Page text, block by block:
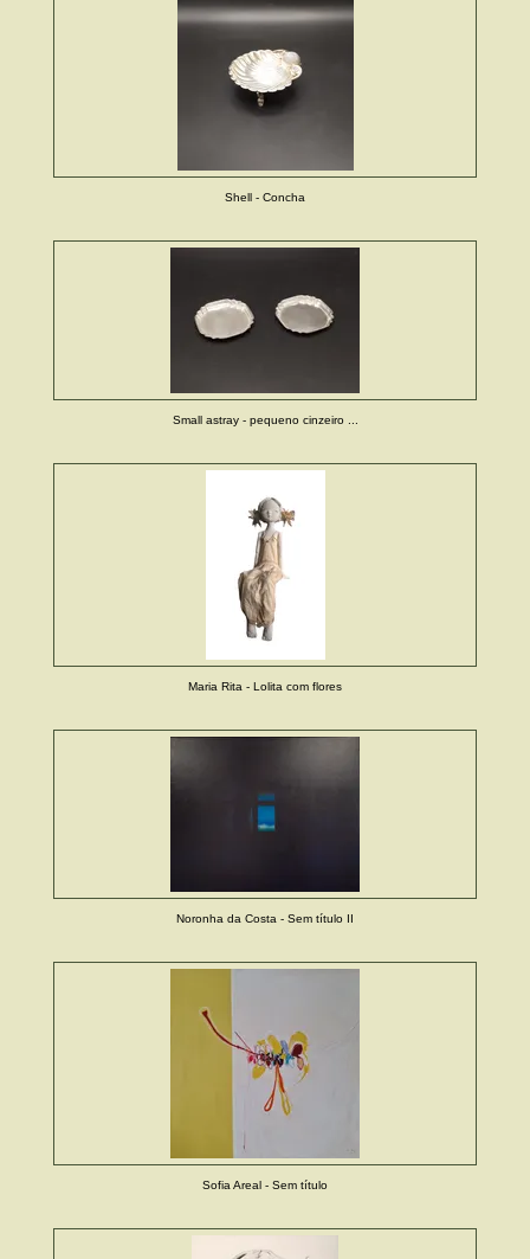
Shell - Concha
Small astray - pequeno cinzeiro ...
Maria Rita - Lolita com flores
Noronha da Costa - Sem título II
Sofia Areal - Sem título